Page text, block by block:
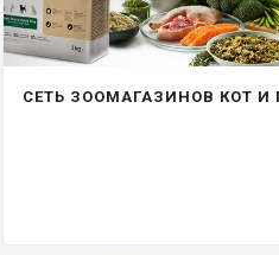
СЕТЬ ЗООМАГАЗИНОВ КОТ И